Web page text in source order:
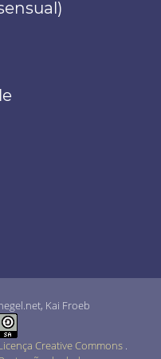
Kai Froeb
Creative Commons .